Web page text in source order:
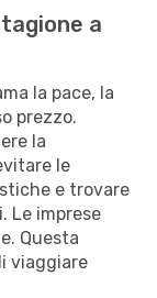
a
la pace, la
prezzo.
la
le
e trovare
Le imprese
Questa
viaggiare